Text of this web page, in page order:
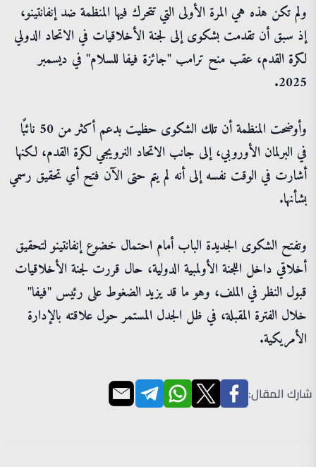
ولم تكن هذه هي المرة الأولى التي تتحرك فيها المنظمة ضد إنفانتينو،
إذ سبق أن تقدمت بشكوى إلى لجنة الأخلاقيات في الاتحاد الدولي
لكرة القدم، عقب منح ترامب "جائزة فيفا للسلام" في ديسمبر
2025.
وأوضحت المنظمة أن تلك الشكوى حظيت بدعم أكثر من 50 نائبًا
في البرلمان الأوروبي، إلى جانب الاتحاد النرويجي لكرة القدم، لكنها
أشارت في الوقت نفسه إلى أنه لم يتم حتى الآن فتح أي تحقيق رسمي
بشأنها.
وتفتح الشكوى الجديدة الباب أمام احتمال خضوع إنفانتينو لتحقيق
أخلاقي داخل اللجنة الأولمبية الدولية، حال قررت لجنة الأخلاقيات
قبول النظر في الملف، وهو ما قد يزيد الضغوط على رئيس "فيفا"
خلال الفترة المقبلة، في ظل الجدل المستمر حول علاقته بالإدارة
الأمريكية.
شارك المقال: